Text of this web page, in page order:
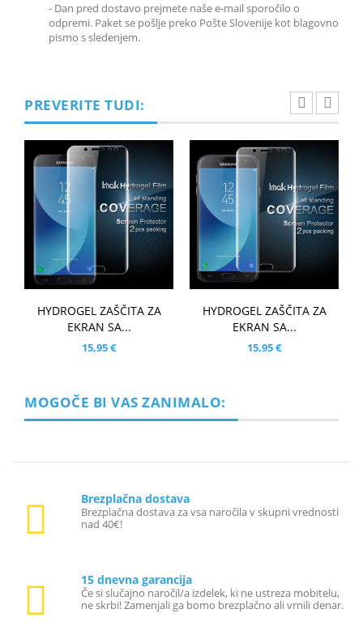
- Dan pred dostavo prejmete naše e-mail sporočilo o
odpremi. Paket se pošlje preko Pošte Slovenije kot blagovno
pismo s sledenjem.
PREVERITE TUDI:
HYDROGEL ZAŠČITA ZA
EKRAN SA...
15,95 €
HYDROGEL ZAŠČITA ZA
EKRAN SA...
15,95 €
MOGOČE BI VAS ZANIMALO:
Brezplačna dostava
Brezplačna dostava za vsa naročila v skupni vrednosti
nad 40€!
15 dnevna garancija
Če si slučajno naročil/a izdelek, ki ne ustreza mobitelu,
ne skrbi! Zamenjali ga bomo brezplačno ali vrnili denar.